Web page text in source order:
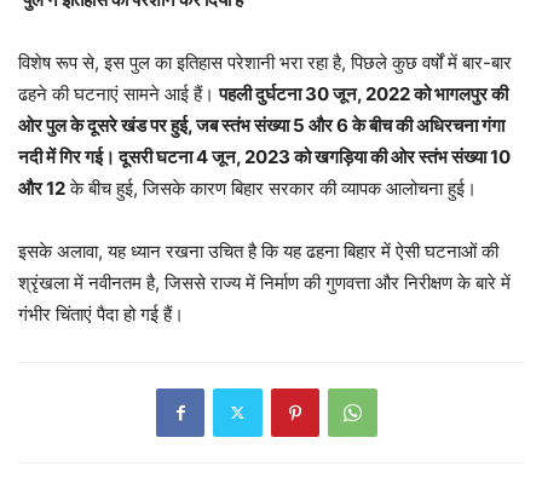
विशेष रूप से, इस पुल का इतिहास परेशानी भरा रहा है, पिछले कुछ वर्षों में बार-बार
ढहने की घटनाएं सामने आई हैं।पहलीदुर्घटना 30जून, 2022कोभागलपुरकी
ओरपुलकेदूसरेखंडपरहुई,जबस्तंभसंख्या 5 और 6केबीचकीअधिरचनागंगा
नदीमेंगिरगई।दूसरीघटना 4जून, 2023कोखगड़ियाकीओरस्तंभसंख्या 10
और 12के बीच हुई, जिसके कारण बिहार सरकार की व्यापक आलोचना हुई।
इसके अलावा, यह ध्यान रखना उचित है कि यह ढहना बिहार में ऐसी घटनाओं की
श्रृंखला में नवीनतम है, जिससे राज्य में निर्माण की गुणवत्ता और निरीक्षण के बारे में
गंभीर चिंताएं पैदा हो गई हैं।